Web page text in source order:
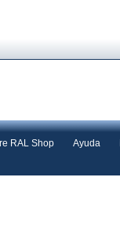
RAL Shop Ayuda